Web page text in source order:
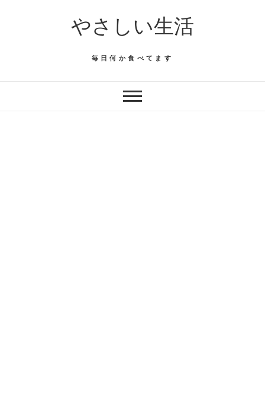
やさしい生活
毎日何か食べてます